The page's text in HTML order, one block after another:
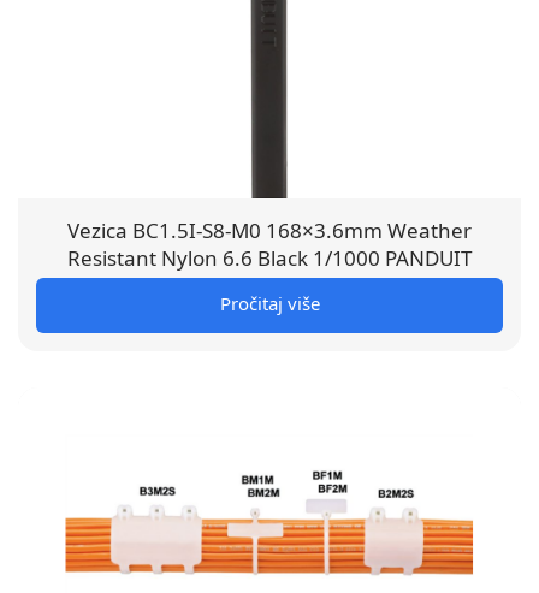
Vezica BC1.5I-S8-M0 168×3.6mm Weather
Resistant Nylon 6.6 Black 1/1000 PANDUIT
Pročitaj više